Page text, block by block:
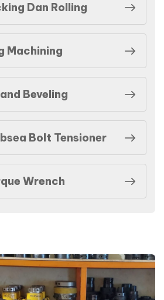
Dan Rolling
Machining
Beveling
Bolt Tensioner
Wrench